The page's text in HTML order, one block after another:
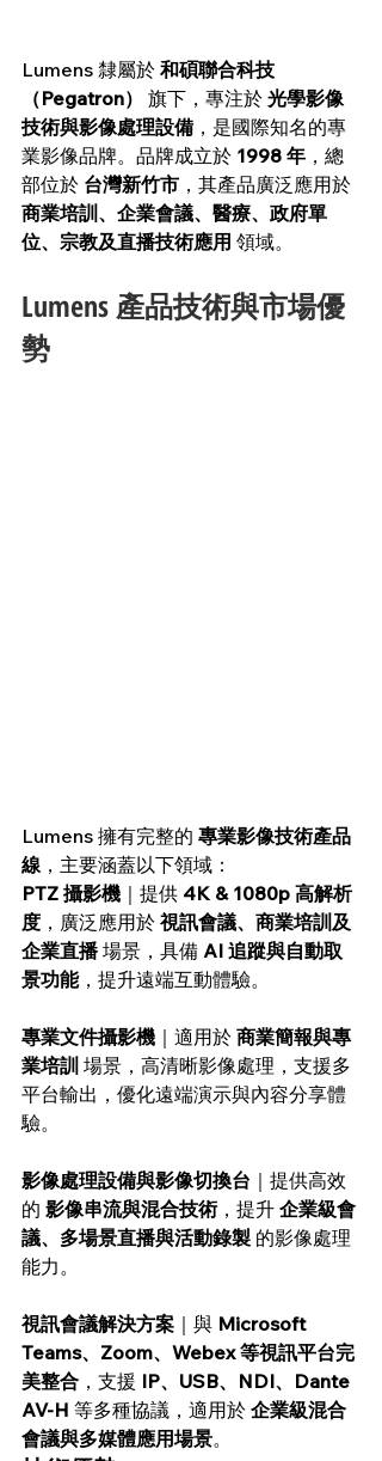
Lumens 隸屬於 和碩聯合科技
（Pegatron）
旗下，專注於 光學影像
技術與影像處理設備 ，是國際知名的專
業影像品牌。品牌成立於 1998 年 ，總
部位於 台灣新竹市 ，其產品廣泛應用於
商業培訓、企業會議、醫療、政府單
位、宗教及直播技術應用 領域。
Lumens 產品技術與市場優
勢
Lumens 擁有完整的 專業影像技術產品
線 ，主要涵蓋以下領域：
PTZ 攝影機 ｜提供 4K & 1080p 高解析
度 ，廣泛應用於 視訊會議、商業培訓及
企業直播 場景，具備 AI 追蹤與自動取
景功能，提升遠端互動體驗。
專業文件攝影機 ｜適用於 商業簡報與專
業培訓 場景，高清晰影像處理，支援多
平台輸出，優化遠端演示與內容分享體
驗。
影像處理設備與影像切換台 ｜提供高效
的 影像串流與混合技術，提升 企業級會
議、多場景直播與活動錄製 的影像處理
能力。
視訊會議解決方案 ｜與 Microsoft
Teams、Zoom、Webex 等視訊平台完
美整合 ，支援 IP、USB、NDI、Dante
AV-H 等多種協議，適用於 企業級混合
會議與多媒體應用場景。